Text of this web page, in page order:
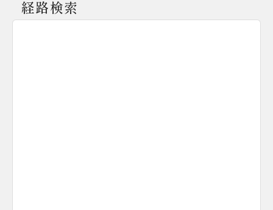
経路検索